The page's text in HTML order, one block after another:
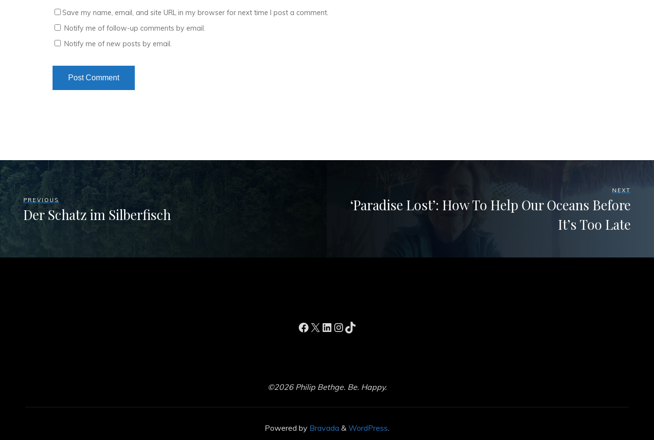
Save my name, email, and site URL in my browser for next time I post a comment.
Notify me of follow-up comments by email.
Notify me of new posts by email.
PREVIOUS
Der Schatz im Silberfisch
NEXT
‘Paradise Lost’: How To Help Our Oceans Before
It’s Too Late
Facebook
X LinkedIn
Instagram
TikTok
©2026 Philip Bethge. Be. Happy.
Powered by Bravada & WordPress